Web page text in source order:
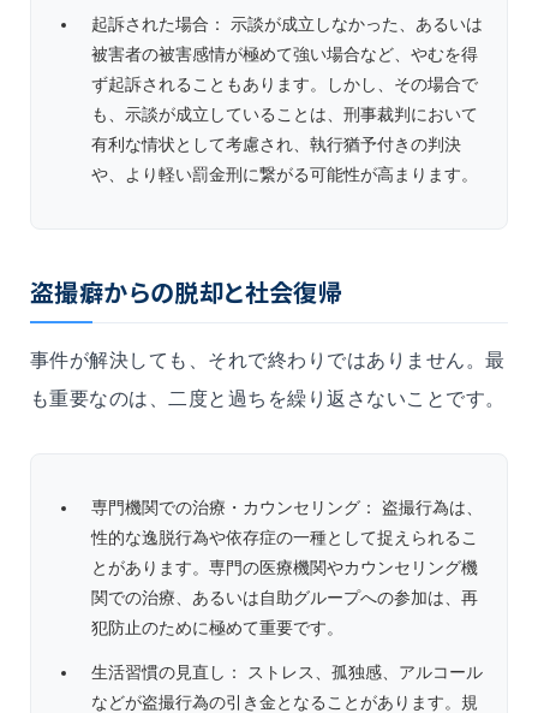
起訴された場合： 示談が成立しなかった、あるいは
被害者の被害感情が極めて強い場合など、やむを得
ず起訴されることもあります。しかし、その場合で
も、示談が成立していることは、刑事裁判において
有利な情状として考慮され、執行猶予付きの判決
や、より軽い罰金刑に繋がる可能性が高まります。
盗撮癖からの脱却と社会復帰
事件が解決しても、それで終わりではありません。最
も重要なのは、二度と過ちを繰り返さないことです。
専門機関での治療・カウンセリング： 盗撮行為は、
性的な逸脱行為や依存症の一種として捉えられるこ
とがあります。専門の医療機関やカウンセリング機
関での治療、あるいは自助グループへの参加は、再
犯防止のために極めて重要です。
生活習慣の見直し： ストレス、孤独感、アルコール
などが盗撮行為の引き金となることがあります。規